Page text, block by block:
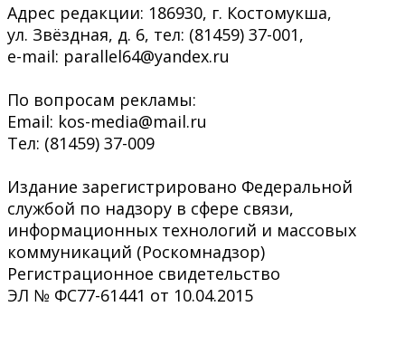
Адрес редакции: 186930, г. Костомукша,
ул. Звёздная, д. 6, тел: (81459) 37-001,
e-mail: parallel64@yandex.ru
По вопросам рекламы:
Email: kos-media@mail.ru
Тел: (81459) 37-009
Издание зарегистрировано Федеральной
службой по надзору в сфере связи,
информационных технологий и массовых
коммуникаций (Роскомнадзор)
Регистрационное свидетельство
ЭЛ № ФС77-61441 от 10.04.2015